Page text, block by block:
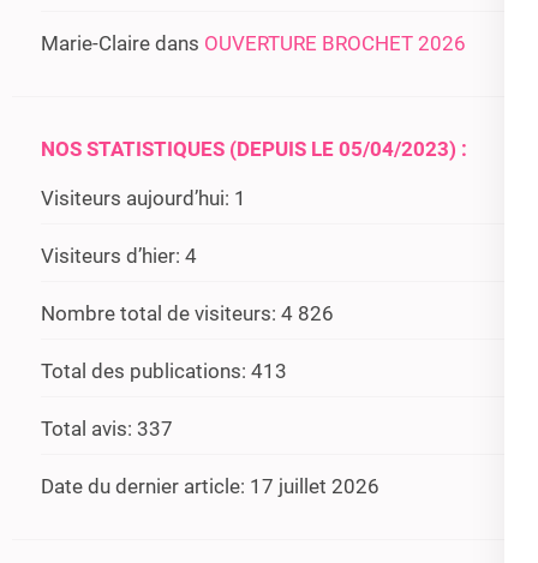
Marie-Claire dans OUVERTURE BROCHET 2026
NOS STATISTIQUES (DEPUIS LE 05/04/2023) :
Visiteurs aujourd’hui: 1
Visiteurs d’hier: 4
Nombre total de visiteurs: 4 826
Total des publications: 413
Total avis: 337
Date du dernier article: 17 juillet 2026